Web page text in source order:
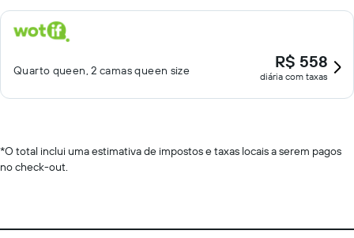
Quarto queen, 2 camas queen size R$ 558
diária com taxas
*O total inclui uma estimativa de impostos e taxas locais a serem pagos
no check-out.